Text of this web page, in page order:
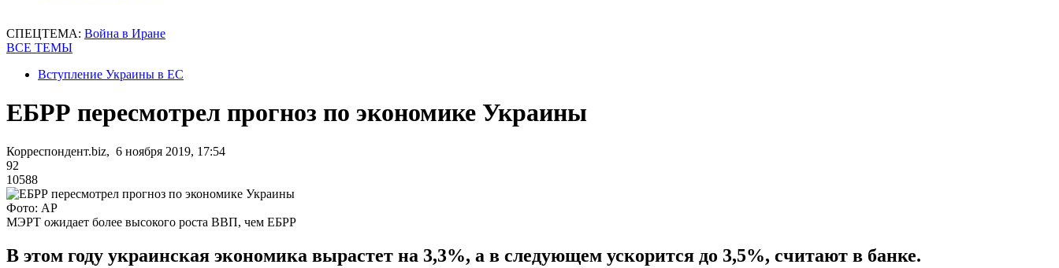
СПЕЦТЕМА: Война в Иране
ВСЕ ТЕМЫ
Вступление Украины в ЕС
ЕБРР пересмотрел прогноз по экономике Украины
Корреспондент.biz, 6 ноября 2019, 17:54
92
10588
Фото: AP
МЭРТ ожидает более высокого роста ВВП, чем ЕБРР
В этом году украинская экономика вырастет на 3,3%, а в следующем ускорится до 3,5%, считают в банке.